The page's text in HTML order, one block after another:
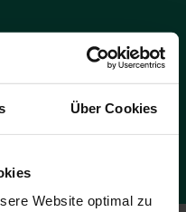
Über Cookies
Website optimal zu